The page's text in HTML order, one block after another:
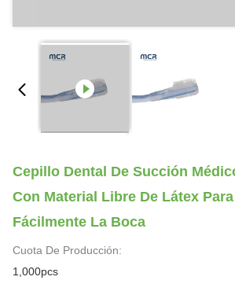
Cepillo Dental De Succión
Con Material Libre De Látex
Fácilmente La Boca
Cuota De Producción:
1,000pcs